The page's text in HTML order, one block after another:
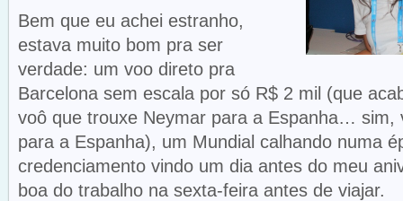
Bem que eu achei estranho,
estava muito bom pra ser
verdade: um voo direto pra
Barcelona sem escala por só R$ 2 mil (que
voô que trouxe Neymar para a Espanha… sim,
para a Espanha), um Mundial calhando numa
credenciamento vindo um dia antes do meu
boa do trabalho na sexta-feira antes de viajar.